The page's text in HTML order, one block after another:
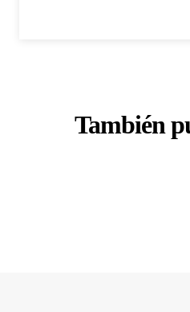
También